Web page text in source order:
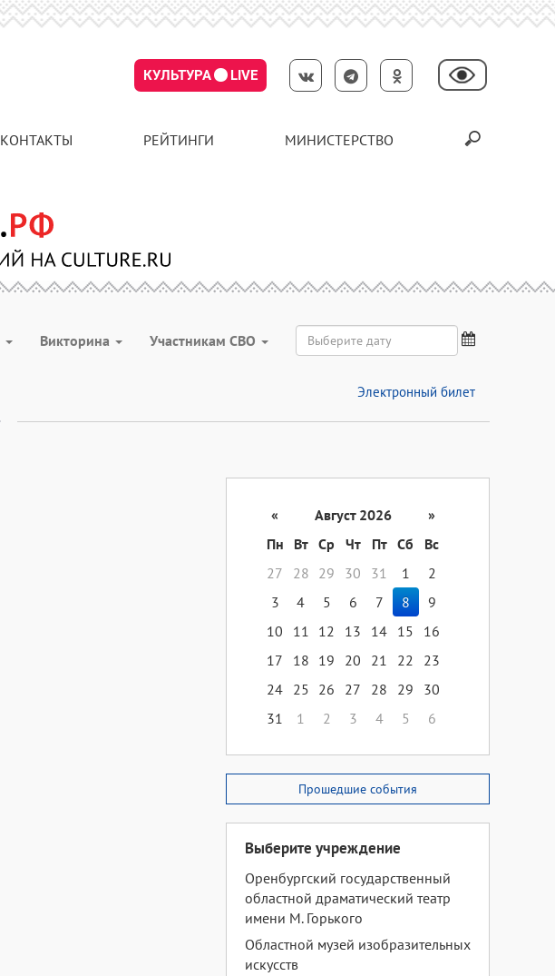
КУЛЬТУРА LIVE
КОНТАКТЫ РЕЙТИНГИ МИНИСТЕРСТВО
Викторина Участникам СВО
Электронный билет
« Август 2026
»
Пн
Вт Ср Чт Пт Сб
Вс
27
28 29 30 31 1
2
3
4 5 6 7 8
9
10
11 12 13 14 15
16
17
18 19 20 21 22
23
24 25 26 27 28 29
30
31
1 2 3 4 5 6
Прошедшие события
Выберите учреждение
Оренбургский государственный
областной драматический театр
имени М. Горького
Областной музей изобразительных
искусств